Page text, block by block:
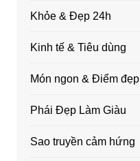
Khỏe & Đẹp 24h
Kinh tế & Tiêu dùng
Món ngon & Điểm đẹp
Phái Đẹp Làm Giàu
Sao truyền cảm hứng